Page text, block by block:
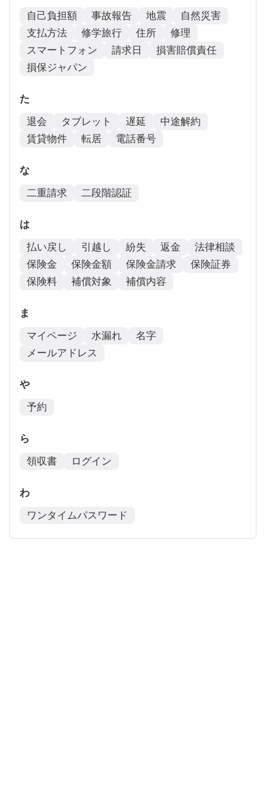
自己負担額
事故報告 地震
自然災害
支払方法
修学旅行 住所
修理
スマートフォン
請求日
損害賠償責任
損保ジャパン
た
退会
タブレット 遅延
中途解約
賃貸物件
転居 電話番号
な
二重請求
二段階認証
は
払い戻し
引越し 紛失 返金
法律相談
保険金
保険金額 保険金請求
保険証券
保険料
補償対象 補償内容
ま
マイページ
水漏れ
名字
メールアドレス
や
予約
ら
領収書
ログイン
わ
ワンタイムパスワード